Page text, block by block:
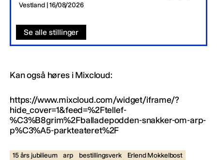
Vestland | 16/08/2026
Se alle stillinger
Kan også høres i Mixcloud:
https://www.mixcloud.com/widget/iframe/?
hide_cover=1&feed=%2Ftellef-
%C3%B8grim%2Fballadepodden-snakker-om-arp-
p%C3%A5-parkteateret%2F
15 års jubilieum arp bestillingsverk Erlend Mokkelbost